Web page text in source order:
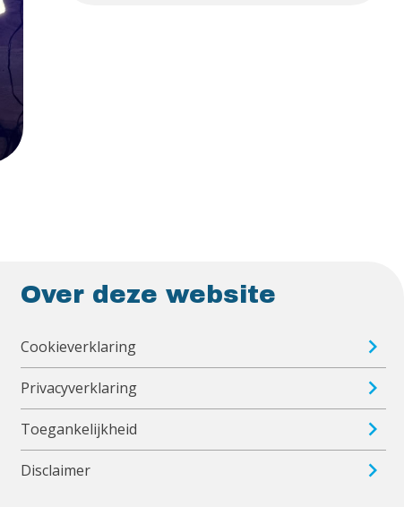
Over deze website
Cookieverklaring
Privacyverklaring
Toegankelijkheid
Disclaimer